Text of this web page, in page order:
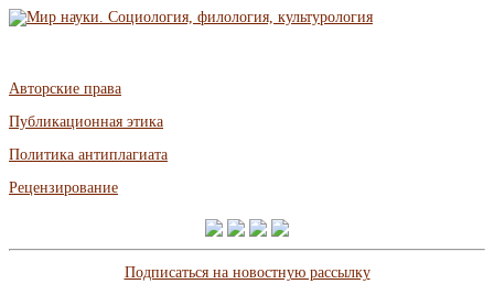
Авторские права
Публикационная этика
Политика антиплагиата
Рецензирование
Подписаться на новостную рассылку